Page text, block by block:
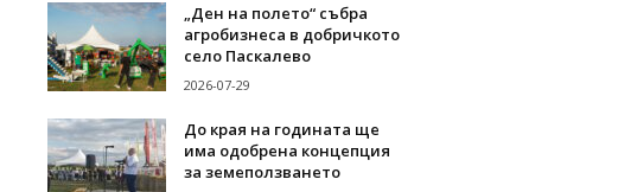
„Ден на полето“ събра
агробизнеса в добричкото
село Паскалево
2026-07-29
До края на годината ще
има одобрена концепция
за земеползването